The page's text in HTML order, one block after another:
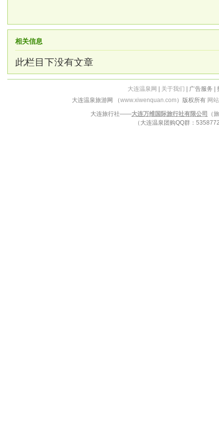
相关信息
此栏目下没有文章
大连温泉网 关于我们 | 广告服务 |
大连温泉旅游网 （www.xiwenquan.com ）版权所有 网
大连旅行社——大连万维国际旅行社有限公司
（
（大连温泉团购QQ群：